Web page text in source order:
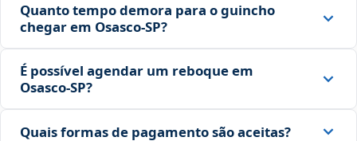
Quanto tempo demora para o guincho
chegar em Osasco‑SP?
É possível agendar um reboque em
Osasco‑SP?
Quais formas de pagamento são aceitas?